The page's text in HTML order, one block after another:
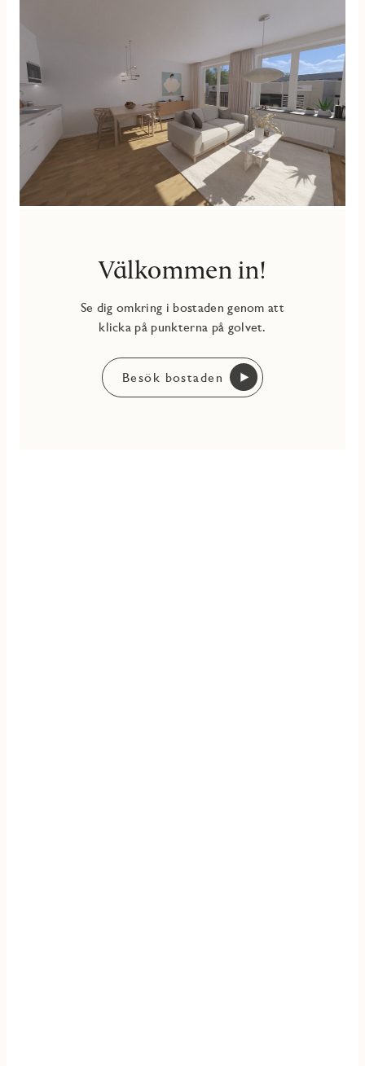
Välkommen in!
Se dig omkring i bostaden genom att
klicka på punkterna på golvet.
Besök bostaden